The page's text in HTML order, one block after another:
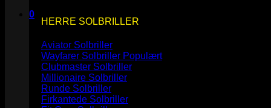
0
Kurv
Ingen varer i kurven.
HERRE SOLBRILLER
Aviator Solbriller
Wayfarer Solbriller
Clubmaster Solbriller
Millionaire Solbriller
Runde Solbriller
Firkantede Solbriller